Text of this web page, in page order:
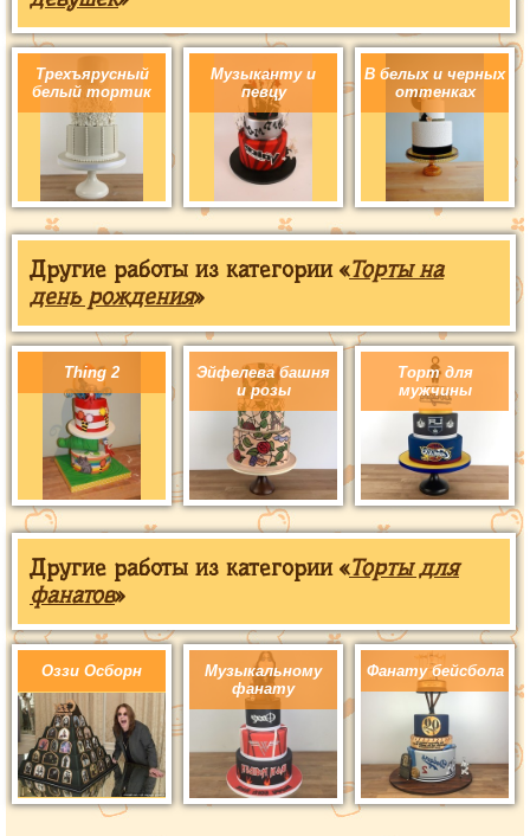
Трехъярусный
белый тортик
Музыканту и
певцу
В белых и черных
оттенках
Другие работы из категории «Торты на
день рождения»
Thing 2
Эйфелева башня
и розы
Торт для
мужчины
Другие работы из категории «Торты для
фанатов»
Оззи Осборн
Музыкальному
фанату
Фанату бейсбола